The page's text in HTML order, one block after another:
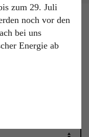
zum 29. Juli
noch vor den
bei uns
Energie ab